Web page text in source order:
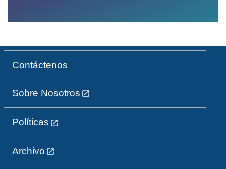
Contáctenos
Sobre Nosotros
Políticas
Archivo